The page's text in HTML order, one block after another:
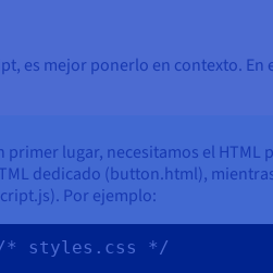
es mejor ponerlo en contexto.
primer lugar, necesitamos el
dedicado (button.html),
Por ejemplo:
* styles.css */